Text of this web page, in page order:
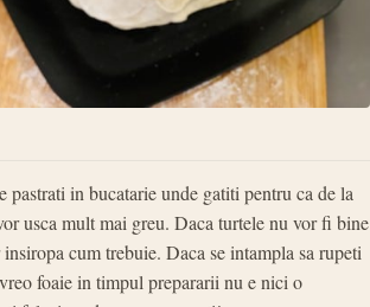
pastrati in bucatarie unde gatiti pentru ca de la
usca mult mai greu. Daca turtele nu vor fi bine
insiropa cum trebuie. Daca se intampla sa rupeti
foaie in timpul prepararii nu e nici o